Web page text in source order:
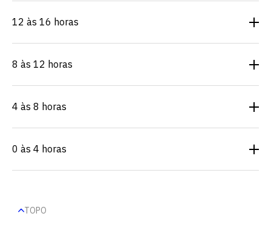
12 às 16 horas
8 às 12 horas
4 às 8 horas
0 às 4 horas
TOPO